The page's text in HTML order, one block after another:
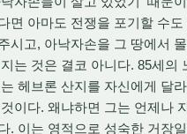
면 아마도 전쟁을 포기할 수
시고, 아낙자손을 그 땅에서
는 것은 결코 아니다. 85세의
헤브론 산지를 자신에게 달
이다. 왜냐하면 그는 언제나
. 이는 영적으로 성숙한 거장